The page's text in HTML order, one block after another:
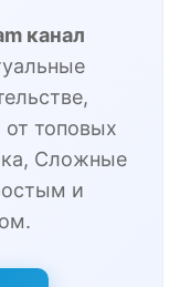
канал
топовых
Сложные
и